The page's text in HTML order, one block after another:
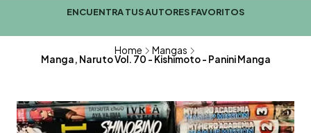
ENCUENTRA TUS AUTORES FAVORITOS
Home Mangas
Manga, Naruto Vol. 70 - Kishimoto - Panini Manga